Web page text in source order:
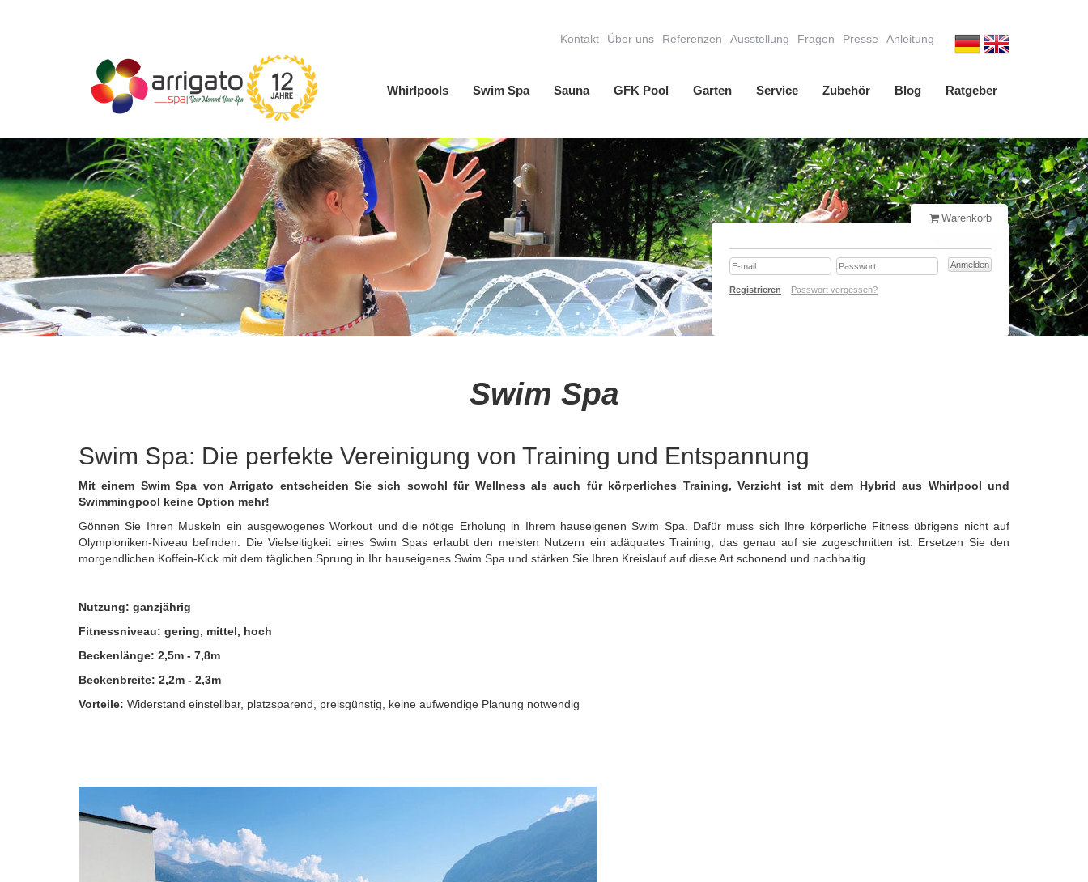
Whirlpools Swim Spa Sauna GFK Pool Garten Service Zubehör Blog Ratgeber
Kontakt Über uns Referenzen Ausstellung Fragen Presse Anleitung
Warenkorb
Registrieren Passwort vergessen?
Swim Spa
Swim Spa: Die perfekte Vereinigung von Training und Entspannung
Mit einem Swim Spa von Arrigato entscheiden Sie sich sowohl für Wellness als auch für körperliches Training, Verzicht ist mit dem Hybrid aus Whirlpool und
Swimmingpool keine Option mehr!
Gönnen Sie Ihren Muskeln ein ausgewogenes Workout und die nötige Erholung in Ihrem hauseigenen Swim Spa. Dafür muss sich Ihre körperliche Fitness übrigens nicht auf
Olympioniken-Niveau befinden: Die Vielseitigkeit eines Swim Spas erlaubt den meisten Nutzern ein adäquates Training, das genau auf sie zugeschnitten ist. Ersetzen Sie den
morgendlichen Koffein-Kick mit dem täglichen Sprung in Ihr hauseigenes Swim Spa und stärken Sie Ihren Kreislauf auf diese Art schonend und nachhaltig.
Nutzung: ganzjährig
Fitnessniveau: gering, mittel, hoch
Beckenlänge: 2,5m - 7,8m
Beckenbreite: 2,2m - 2,3m
Vorteile: Widerstand einstellbar, platzsparend, preisgünstig, keine aufwendige Planung notwendig